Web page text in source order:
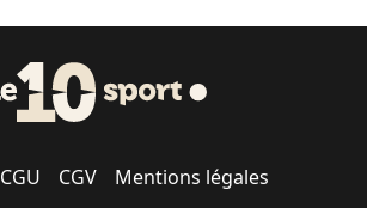
CGU CGV Mentions légales